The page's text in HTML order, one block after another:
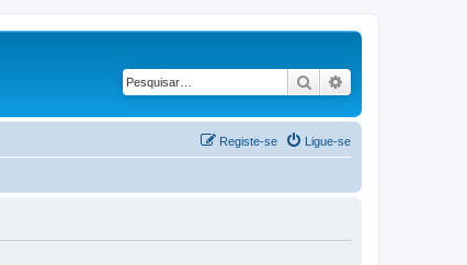
Pesquisar
Ligue-se
Registe-se